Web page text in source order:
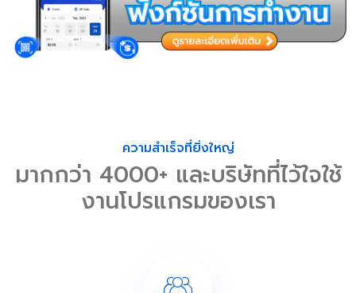
ความสำเร็จที่ยิ่งใหญ่
มากกว่า 4000+ และบริษัทที่ไว้ใจใช้
งานโปรแกรมของเรา